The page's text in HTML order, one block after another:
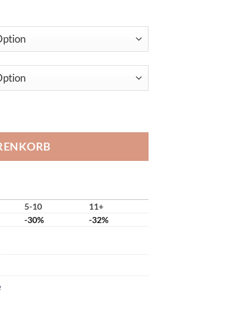
5-10
11+
-30% -32%